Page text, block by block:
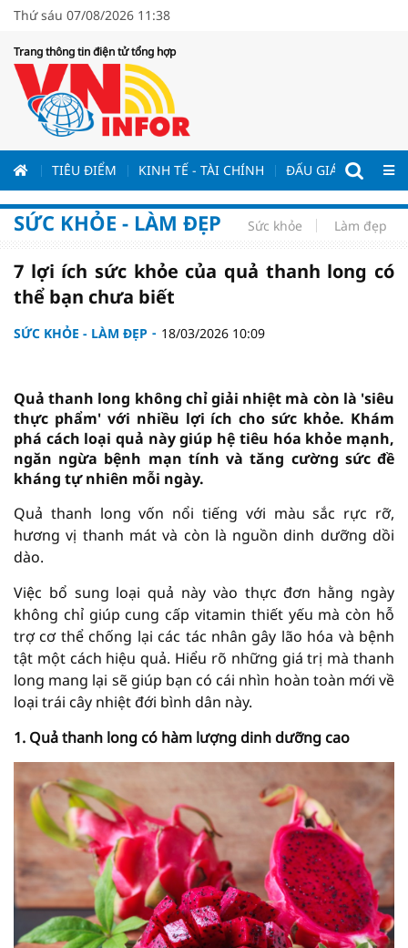
Thứ sáu 07/08/2026 11:38
Trang thông tin điện tử tổng hợp
TIÊU ĐIỂM KINH TẾ - TÀI CHÍNH ĐẤU GIÁ - ĐẤU
SỨC KHỎE - LÀM ĐẸP Sức khỏe Làm đẹp
7 lợi ích sức khỏe của quả thanh long có
thể bạn chưa biết
SỨC KHỎE - LÀM ĐẸP 18/03/2026 10:09
Quả thanh long không chỉ giải nhiệt mà còn là 'siêu
thực phẩm' với nhiều lợi ích cho sức khỏe. Khám
phá cách loại quả này giúp hệ tiêu hóa khỏe mạnh,
ngăn ngừa bệnh mạn tính và tăng cường sức đề
kháng tự nhiên mỗi ngày.
Quả thanh long vốn nổi tiếng với màu sắc rực rỡ,
hương vị thanh mát và còn là nguồn dinh dưỡng dồi
dào.
Việc bổ sung loại quả này vào thực đơn hằng ngày
không chỉ giúp cung cấp vitamin thiết yếu mà còn hỗ
trợ cơ thể chống lại các tác nhân gây lão hóa và bệnh
tật một cách hiệu quả. Hiểu rõ những giá trị mà thanh
long mang lại sẽ giúp bạn có cái nhìn hoàn toàn mới về
loại trái cây nhiệt đới bình dân này.
1. Quả thanh long có hàm lượng dinh dưỡng cao